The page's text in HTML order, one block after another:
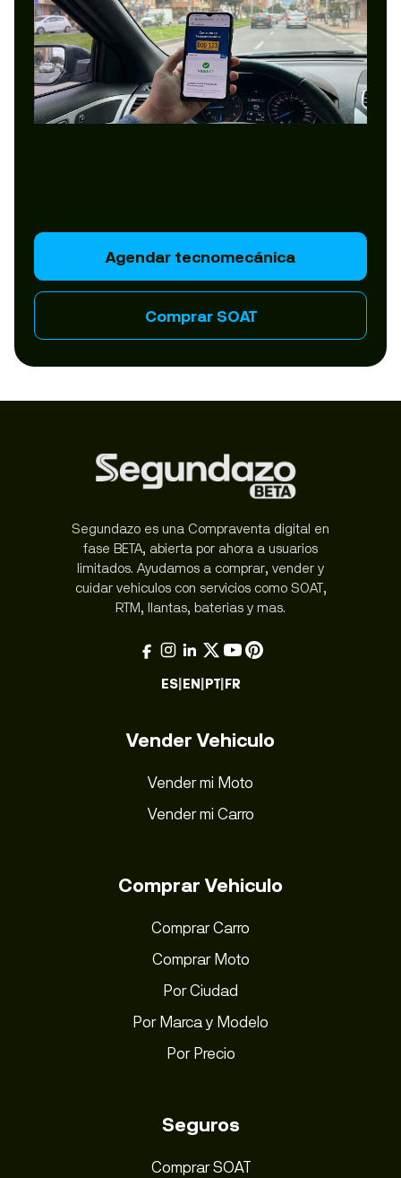
Agendar tecnomecánica
Comprar SOAT
Segundazo es una Compraventa digital en
fase BETA, abierta por ahora a usuarios
limitados. Ayudamos a comprar, vender y
cuidar vehiculos con servicios como SOAT,
RTM, llantas, baterias y mas.
ES|EN|PT|FR
Vender Vehiculo
Vender mi Moto
Vender mi Carro
Comprar Vehiculo
Comprar Carro
Comprar Moto
Por Ciudad
Por Marca y Modelo
Por Precio
Seguros
Comprar SOAT